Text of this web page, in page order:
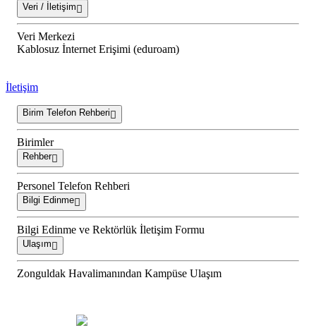
Veri / İletişim
Veri Merkezi
Kablosuz İnternet Erişimi (eduroam)
İletişim
Birim Telefon Rehberi
Birimler
Rehber
Personel Telefon Rehberi
Bilgi Edinme
Bilgi Edinme ve Rektörlük İletişim Formu
Ulaşım
Zonguldak Havalimanından Kampüse Ulaşım